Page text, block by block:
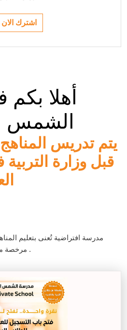
اشترك الان
أهلا
الشمس
يتم تدريس
قبل وزارة
مدرسة افتراضية تُعنى بتعليم
مرخصة من قبل وزارة التربية السورية .